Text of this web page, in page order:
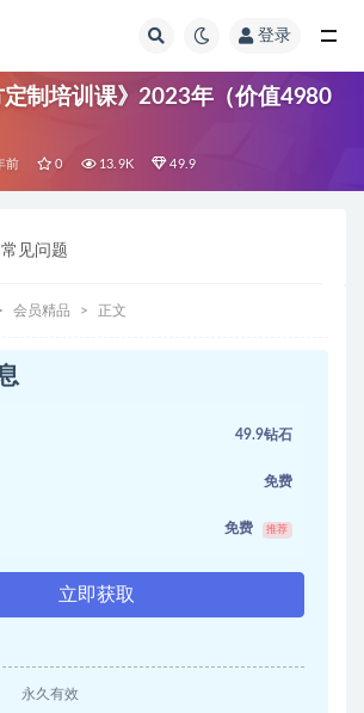
登录
制培训课》2023年（价值4980
前 0 13.9K 49.9
常见问题
会员精品 正文
49.9钻石
免费
免费 推荐
立即获取
永久有效